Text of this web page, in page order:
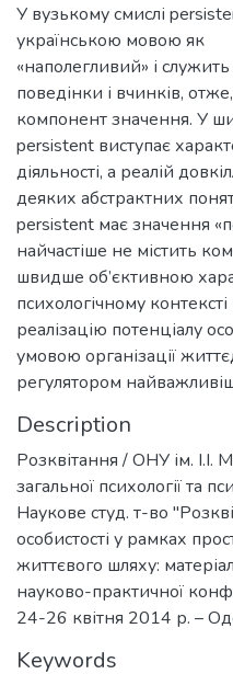
У вузькому смислі
українською мовою як
«наполегливий» і
поведінки і вчинків,
компонент значення. У
persistent виступає
діяльності, а реалій
деяких абстрактних
persistent має значення
найчастіше не містить
швидше об’єктивною
психологічному
реалізацію потенціалу
умовою організації
регулятором
Description
Розквітання / ОНУ ім.
загальної психології та
Наукове студ. т-во
особистості у рамках
життєвого шляху:
науково-практичної
24-26 квітня 2014 р. –
Keywords